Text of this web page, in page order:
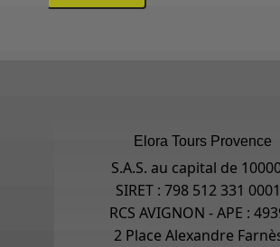
Elora Tours Provence
S.A.S. au capital de
SIRET : 798 512 331
RCS AVIGNON - APE :
2 Place Alexandre